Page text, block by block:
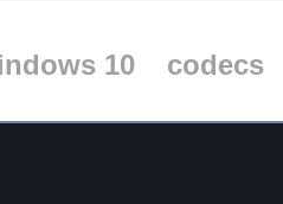
10 codecs